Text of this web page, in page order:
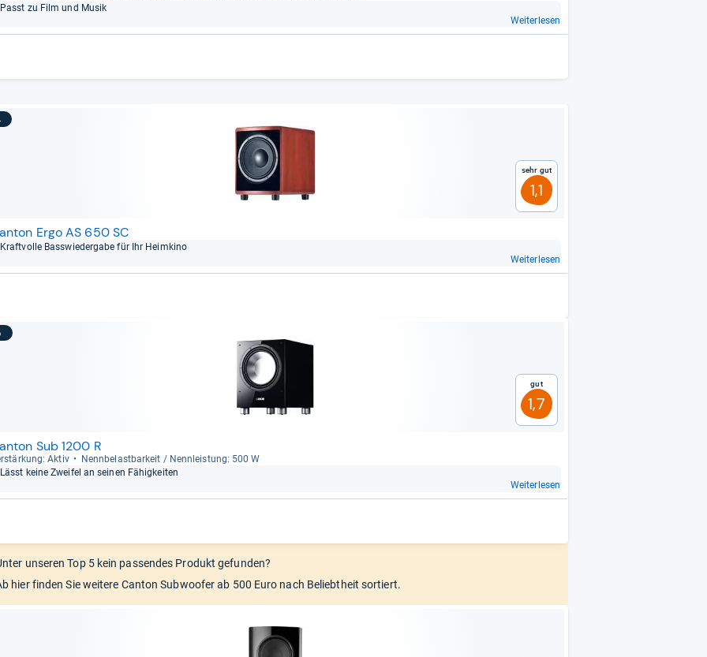
Passt zu Film und Musik
Weiterlesen
Sehr gut
1,1
Ergo AS 650 SC
Kraft­volle Bass­wie­der­gabe für Ihr Heim­kino
Weiterlesen
Gut
1,7
Sub 1200 R
Aktiv
Nenn­be­last­bar­keit / Nenn­leis­tung: 500 W
Lässt keine Zwei­fel an sei­nen Fähig­kei­ten
Weiterlesen
unseren Top 5 kein passendes Produkt gefunden?
hier finden Sie weitere Canton Subwoofer ab 500 Euro nach Beliebtheit sortiert.